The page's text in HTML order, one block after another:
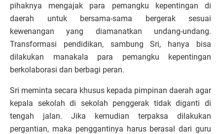
pihaknya mengajak para pemangku kepentingan di
daerah untuk bersama-sama bergerak sesuai
kewenangan yang diamanatkan undang-undang.
Transformasi pendidikan, sambung Sri, hanya bisa
dilakukan manakala para pemangku kepentingan
berkolaborasi dan berbagi peran.
Sri meminta secara khusus kepada pimpinan daerah agar
kepala sekolah di sekolah penggerak tidak diganti di
tengah jalan. Jika kemudian terpaksa dilakukan
pergantian, maka penggantinya harus berasal dari guru